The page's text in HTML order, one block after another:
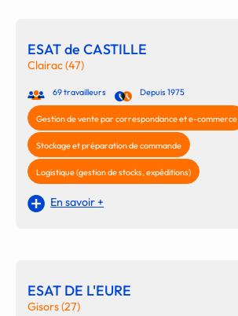
ESAT de CASTILLE
Clairac (47)
69 travailleurs Depuis 1975
Gestion de vente par correspondance et e-commerce
Stockage et préparation de commande
Logistique (gestion de stocks, expéditions)
En savoir +
ESAT DE L'EURE
Gisors (27)